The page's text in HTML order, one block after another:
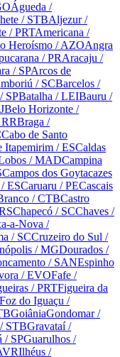
Águeda /
/ STBAljezur/
/ PRTAmericana /
Heroísmo / AZOAngra
/ PRAracaju /
/ SPArcos de
/ SCBarcelos /
/ SPBatalha / LEIBauru /
Belo Horizonte /
Braga /
Cabo de Santo
Itapemirim / ESCaldas
/ MADCampina
Campos dos Goytacazes
/ ESCaruaru / PECascais
/ CTBCastro
Chapecó / SCChaves /
a-Nova /
/ SCCruzeiro do Sul /
/ MGDourados /
/ SANEspinho
/ EVOFafe /
/ PRTFigueira da
Foz do Iguaçu /
GoiâniaGondomar/
/ STBGravataí/
/ SPGuarulhos /
Ilhéus /